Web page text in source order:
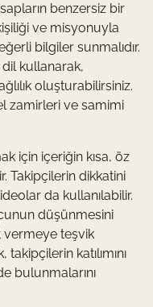
benzersiz bir
ve misyonuyla
bilgiler sunmalıdır.
kullanarak,
oluşturabilirsiniz.
zamirleri ve samimi
için içeriğin kısa, öz
Takipçilerin dikkatini
da kullanılabilir.
düşünmesini
vermeye teşvik
katılımını
bulunmalarını